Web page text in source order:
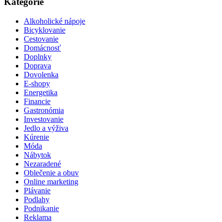
Alkoholické nápoje
Bicyklovanie
Cestovanie
Domácnosť
Doplnky
Doprava
Dovolenka
E-shopy
Energetika
Financie
Gastronómia
Investovanie
Jedlo a výživa
Kúrenie
Móda
Nábytok
Nezaradené
Oblečenie a obuv
Online marketing
Plávanie
Podlahy
Podnikanie
Reklama